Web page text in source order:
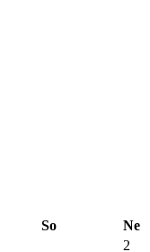
So
Ne
2